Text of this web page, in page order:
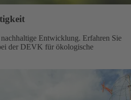
Entwicklung. Erfahren Sie
der DEVK für ökologische